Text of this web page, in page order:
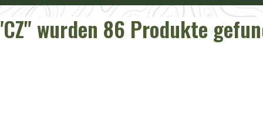
| 🔥 Persönliche Beratung vor Ort, telefonisch und per
wurden 86 Produkte